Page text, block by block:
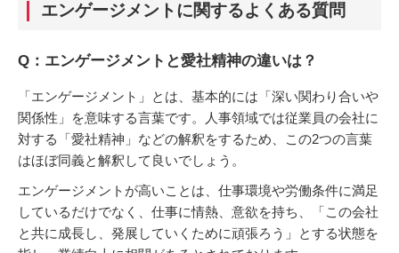
エンゲージメントに関するよくある質問
Q：エンゲージメントと愛社精神の違いは？
「エンゲージメント」とは、基本的には「深い関わり合いや
関係性」を意味する言葉です。人事領域では従業員の会社に
対する「愛社精神」などの解釈をするため、この2つの言葉
はほぼ同義と解釈して良いでしょう。
エンゲージメントが高いことは、仕事環境や労働条件に満足
しているだけでなく、仕事に情熱、意欲を持ち、「この会社
と共に成長し、発展していくために頑張ろう」とする状態を